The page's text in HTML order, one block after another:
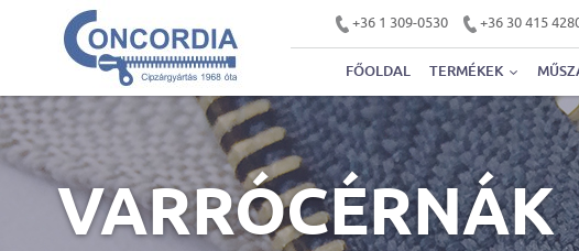
+36 1 309-0530 +36 30 415
FŐOLDAL TERMÉKEK
VARRÓCÉRNÁK